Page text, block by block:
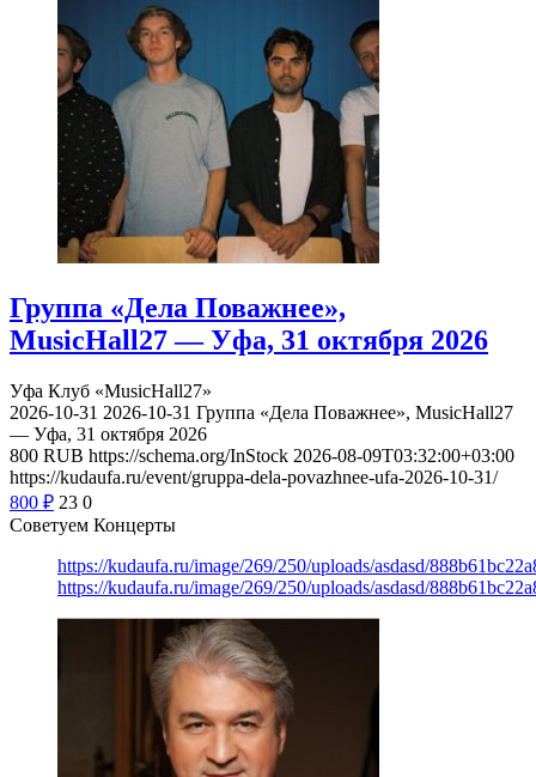
Группа «Дела Поважнее»,
MusicHall27 — Уфа, 31 октября 2026
Уфа Клуб «MusicHall27»
2026-10-31 2026-10-31 Группа «Дела Поважнее», MusicHall27
— Уфа, 31 октября 2026
800 RUB https://schema.org/InStock 2026-08-09T03:32:00+03:00
https://kudaufa.ru/event/gruppa-dela-povazhnee-ufa-2026-10-31/
800 ₽ 23 0
Советуем Концерты
https://kudaufa.ru/image/269/250/uploads/asdasd/
https://kudaufa.ru/image/269/250/uploads/asdasd/